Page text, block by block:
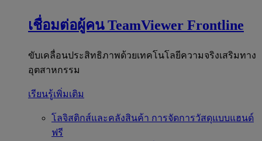
เชื่อมต่อผู้คน TeamViewer Frontline
ขับเคลื่อนประสิทธิภาพด้วยเทคโนโลยีความจริงเสริมทาง
อุตสาหกรรม
เรียนรู้เพิ่มเติม
โลจิสติกส์และคลังสินค้า การจัดการวัสดุแบบแฮนด์
ฟรี